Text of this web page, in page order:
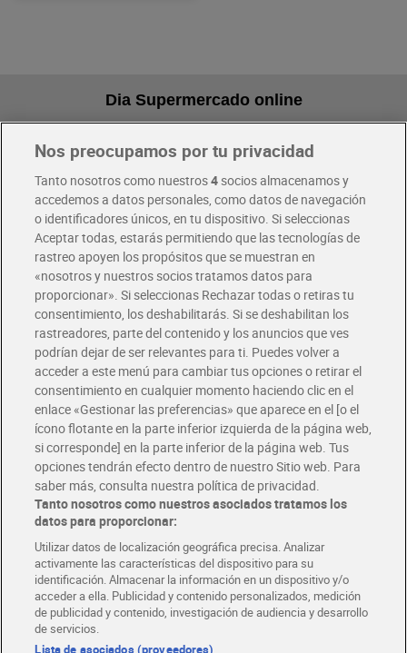
Dia Supermercado online
Pide hoy, recibe hoy
Envío gratis por compras superiores a 100€
Envío estandar por 4,99€
Glovo y Uber Eats
Solicita tu factura de Glovo o Uber Eats
Únete al CLUB Dia
Disfruta las ventajas y ofertas exclusivas.
Descárgate la APP Dia
Folletos y Tiendas
Descubre las mejores ofertas y busca tu tienda más cercana
Tarjeta MaX Dia
Te devuelve hasta 8€/mes de tus compras.
¡Solicita tu tarjeta de crédito aquí!
COMER MEJOR CADA DIA
COLABORA CON DIA ABRE TU TIENDA DIA CORPORATE
Nos preocupamos por tu privacidad
Tanto nosotros como nuestros4socios almacenamos y
accedemos a datos personales, como datos de navegación
o identificadores únicos, en tu dispositivo. Si seleccionas
Aceptar todas, estarás permitiendo que las tecnologías de
rastreo apoyen los propósitos que se muestran en
«nosotros y nuestros socios tratamos datos para
proporcionar». Si seleccionas Rechazar todas o retiras tu
consentimiento, los deshabilitarás. Si se deshabilitan los
rastreadores, parte del contenido y los anuncios que ves
podrían dejar de ser relevantes para ti. Puedes volver a
acceder a este menú para cambiar tus opciones o retirar el
consentimiento en cualquier momento haciendo clic en el
enlace «Gestionar las preferencias» que aparece en el [o el
ícono flotante en la parte inferior izquierda de la página web,
si corresponde] en la parte inferior de la página web. Tus
opciones tendrán efecto dentro de nuestro Sitio web. Para
saber más, consulta nuestra política de privacidad.
Tanto nosotros como nuestros asociados tratamos los
datos para proporcionar:
Utilizar datos de localización geográfica precisa. Analizar
activamente las características del dispositivo para su
identificación. Almacenar la información en un dispositivo y/o
acceder a ella. Publicidad y contenido personalizados, medición
de publicidad y contenido, investigación de audiencia y desarrollo
de servicios.
Lista de asociados (proveedores)